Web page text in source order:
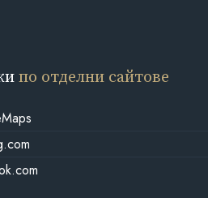
по отделни сайтове